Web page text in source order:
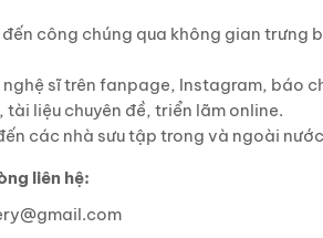
công chúng qua không gian trưng
sĩ trên fanpage, Instagram, báo
liệu chuyên đề, triển lãm online.
các nhà sưu tập trong và ngoài
liên hệ: